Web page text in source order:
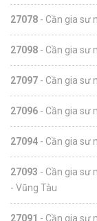
27078 - Cần gia sư
27098 - Cần gia sư
27097 - Cần gia sư
27096 - Cần gia sư
27094 - Cần gia sư
27093 - Cần gia sư
- Vũng Tàu
27091 - Cần gia sư